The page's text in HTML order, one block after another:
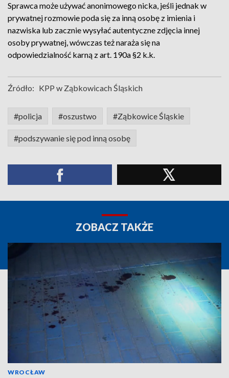
Sprawca może używać anonimowego nicka, jeśli jednak w
prywatnej rozmowie poda się za inną osobę z imienia i
nazwiska lub zacznie wysyłać autentyczne zdjęcia innej
osoby prywatnej, wówczas też naraża się na
odpowiedzialność karną z art. 190a §2 k.k.
Źródło: KPP w Ząbkowicach Śląskich
#policja #oszustwo #Ząbkowice Śląskie
#podszywanie się pod inną osobę
ZOBACZ TAKŻE
WROCŁAW